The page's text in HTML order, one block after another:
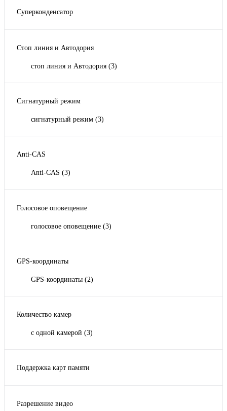
Суперконденсатор
Стоп линия и Автодория
стоп линия и Автодория (3)
Сигнатурный режим
сигнатурный режим (3)
Anti-CAS
Anti-CAS (3)
Голосовое оповещение
голосовое оповещение (3)
GPS-координаты
GPS-координаты (2)
Количество камер
с одной камерой (3)
Поддержка карт памяти
micro до 64 Гб
Разрешение видео